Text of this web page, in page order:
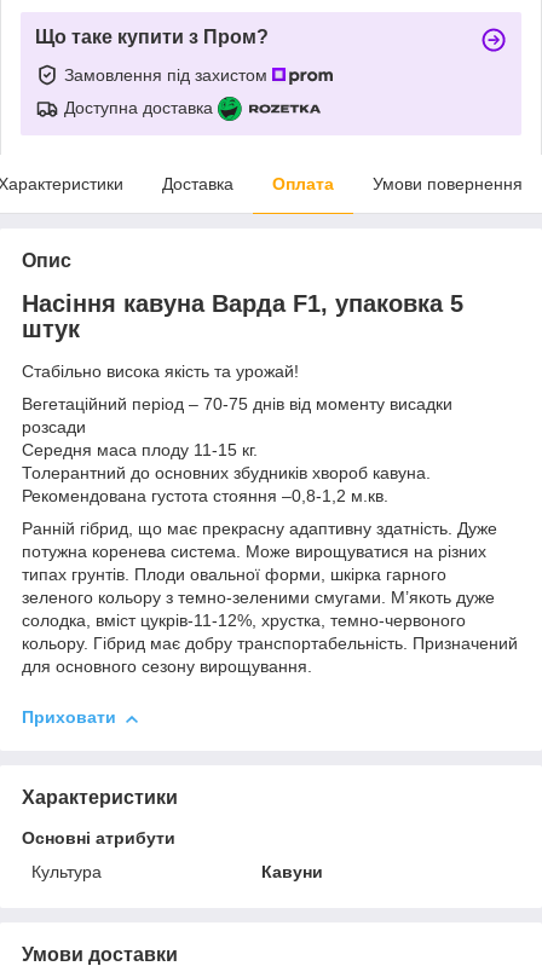
Що таке купити з Пром?
Замовлення під захистом
Доступна доставка
Доставка Оплата Умови повернення
Опис
Насіння кавуна Варда F1, упаковка 5
штук
Стабільно висока якість та урожай!
Вегетаційний період – 70-75 днів від моменту висадки
розсади
Середня маса плоду 11-15 кг.
Толерантний до основних збудників хвороб кавуна.
Рекомендована густота стояння –0,8-1,2 м.кв.
Ранній гібрид, що має прекрасну адаптивну здатність. Дуже
потужна коренева система. Може вирощуватися на різних
типах грунтів. Плоди овальної форми, шкірка гарного
зеленого кольору з темно-зеленими смугами. М’якоть дуже
солодка, вміст цукрів-11-12%, хрустка, темно-червоного
кольору. Гібрид має добру транспортабельність. Призначений
для основного сезону вирощування.
Приховати
Характеристики
Основні атрибути
Культура
Кавуни
Умови доставки